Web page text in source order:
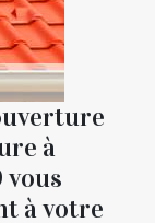
à
vous
à votre